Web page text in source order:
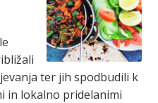
ter jih spodbudili k
in lokalno pridelanimi